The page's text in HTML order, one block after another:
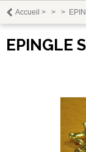
Accueil > > >
EPINGLE